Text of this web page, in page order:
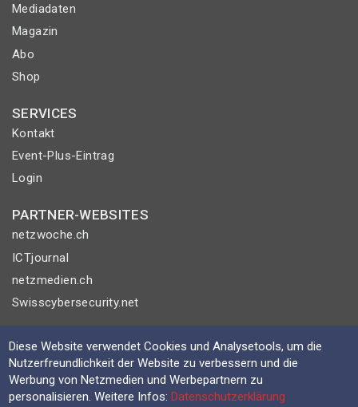
Mediadaten
Magazin
Abo
Shop
SERVICES
Kontakt
Event-Plus-Eintrag
Login
PARTNER-WEBSITES
netzwoche.ch
ICTjournal
netzmedien.ch
Swisscybersecurity.net
© NETZMEDIEN AG 2026
Impressum
AGB
Diese Website verwendet Cookies und Analysetools, um die
Nutzerfreundlichkeit der Website zu verbessern und die
Werbung von Netzmedien und Werbepartnern zu
personalisieren. Weitere Infos:Datenschutzerklärung